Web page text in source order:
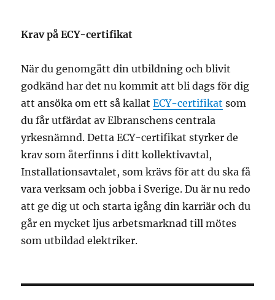
Krav på ECY-certifikat
När du genomgått din utbildning och blivit
godkänd har det nu kommit att bli dags för dig
att ansöka om ett så kallatECY-certifikat som
du får utfärdat av Elbranschens centrala
yrkesnämnd. Detta ECY-certifikat styrker de
krav som återfinns i ditt kollektivavtal,
Installationsavtalet, som krävs för att du ska få
vara verksam och jobba i Sverige. Du är nu redo
att ge dig ut och starta igång din karriär och du
går en mycket ljus arbetsmarknad till mötes
som utbildad elektriker.